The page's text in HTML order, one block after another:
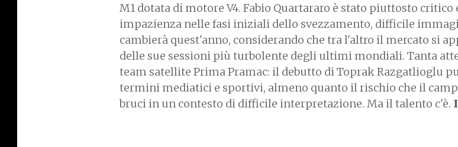
M1 dotata di motore V4. Fabio Quartararo è stato piuttosto critico
impazienza nelle fasi iniziali dello svezzamento, difficile
cambierà quest'anno, considerando che tra l'altro il mercato si
delle sue sessioni più turbolente degli ultimi mondiali. Tanta
team satellite Prima Pramac: il debutto di Toprak Razgatlioglu
termini mediatici e sportivi, almeno quanto il rischio che il
bruci in un contesto di difficile interpretazione. Ma il talento c'è.